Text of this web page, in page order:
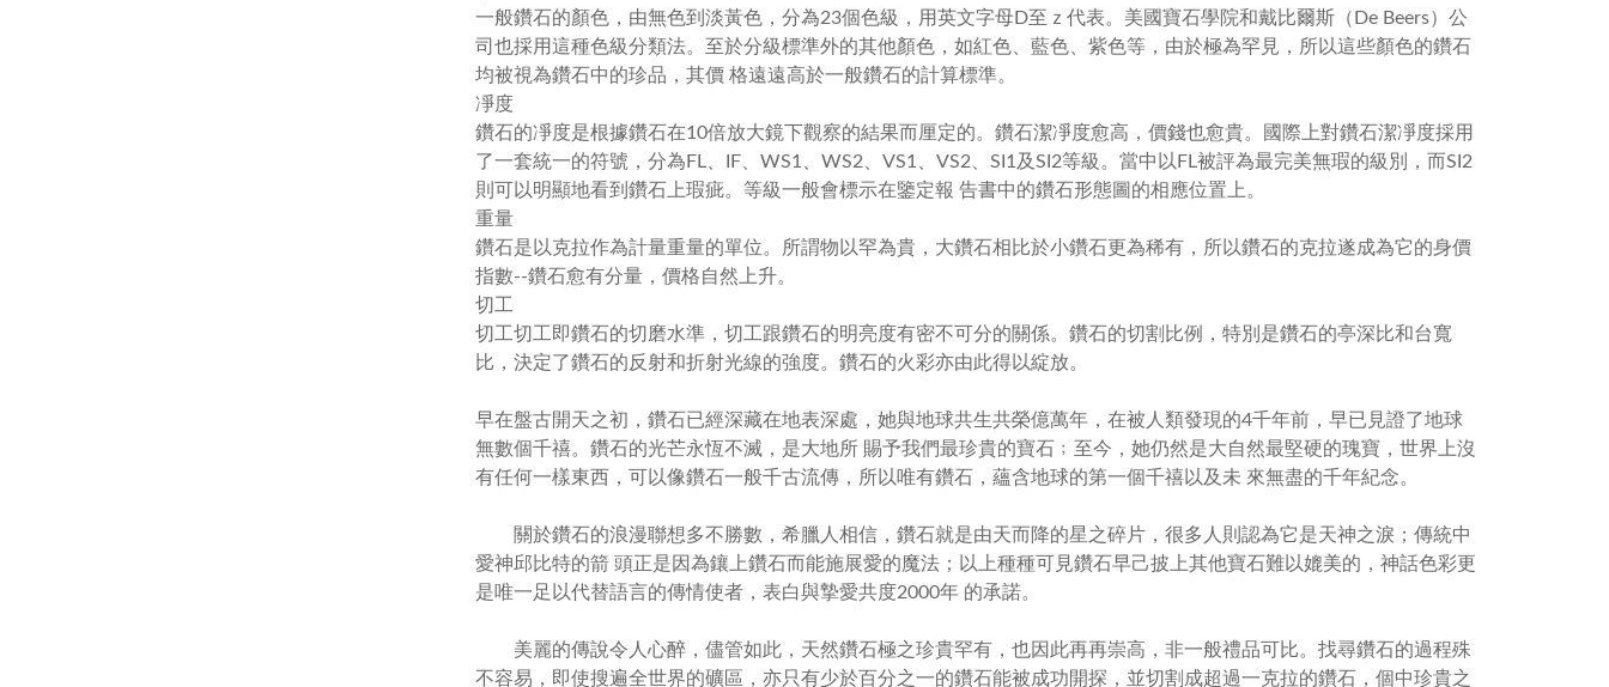
一般鑽石的顏色，由無色到淡黃色，分為23個色級，用英文字母D至ｚ代表。美國寶石學院和戴比爾斯（ De Beers）公
司也採用這種色級分類法。至於分級標準外的其他顏色，如紅色、藍色、紫色等，由於極為罕見，所以這些顏色的鑽石
均被視為鑽石中的珍品，其價 格遠遠高於一般鑽石的計算標準。
凈度
鑽石的凈度是根據鑽石在10倍放大鏡下觀察的結果而厘定的。鑽石潔凈度愈高，價錢也愈貴。國際上對鑽石潔凈度採用
了一套統一的符號，分為 FL IF WS1 WS2 VS1 VS2 SI1 及SI2等級。當中以 FL被評為最完美無瑕的級別，而SI2
則可以明顯地看到鑽石上瑕疵。等級一般會標示在鑒定報 告書中的鑽石形態圖的相應位置上。
重量
鑽石是以克拉作為計量重量的單位。所謂物以罕為貴，大鑽石相比於小鑽石更為稀有，所以鑽石的克拉遂成為它的身價
指數--鑽石愈有分量，價格自然上升。
切工
切工切工即鑽石的切磨水準，切工跟鑽石的明亮度有密不可分的關係。鑽石的切割比例，特別是鑽石的亭深比和台寬
比，決定了鑽石的反射和折射光線的強度。鑽石的火彩亦由此得以綻放。
早在盤古開天之初，鑽石已經深藏在地表深處，她與地球共生共榮億萬年，在被人類發現的4千年前，早已見證了地球
無數個千禧。鑽石的光芒永恆不滅，是大地所 賜予我們最珍貴的寶石﹔至今，她仍然是大自然最堅硬的瑰寶，世界上沒
有任何一樣東西，可以像鑽石一般千古流傳，所以唯有鑽石，蘊含地球的第一個千禧以及未 來無盡的千年紀念。
關於鑽石的浪漫聯想多不勝數，希臘人相信，鑽石就是由天而降的星之碎片，很多人則認為它是天神之淚；傳統中
愛神邱比特的箭 頭正是因為鑲上鑽石而能施展愛的魔法；以上種種可見鑽石早己披上其他寶石難以媲美的，神話色彩更
是唯一足以代替語言的傳情使者，表白與摯愛共度2000年 的承諾。
美麗的傳說令人心醉，儘管如此，天然鑽石極之珍貴罕有，也因此再再崇高，非一般禮品可比。找尋鑽石的過程殊
不容易，即使搜遍全世界的礦區，亦只有少於百分之一的鑽石能被成功開探，並切割成超過一克拉的鑽石，個中珍貴之